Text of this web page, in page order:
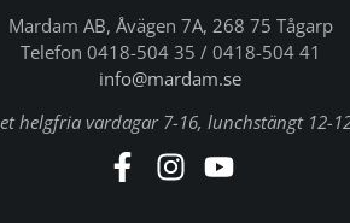
Mardam AB, Åvägen 7A, 268 75 Tågarp
Telefon 0418-504 35 / 0418-504 41
info@mardam.se
helgfria vardagar 7-16, lunchstängt 12-